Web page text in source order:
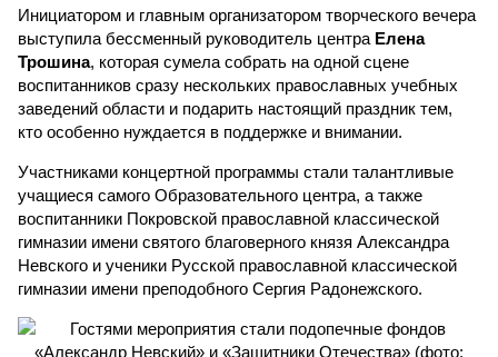
Инициатором и главным организатором творческого вечера
выступила бессменный руководитель центра Елена
Трошина, которая сумела собрать на одной сцене
воспитанников сразу нескольких православных учебных
заведений области и подарить настоящий праздник тем,
кто особенно нуждается в поддержке и внимании.
Участниками концертной программы стали талантливые
учащиеся самого Образовательного центра, а также
воспитанники Покровской православной классической
гимназии имени святого благоверного князя Александра
Невского и ученики Русской православной классической
гимназии имени преподобного Сергия Радонежского.